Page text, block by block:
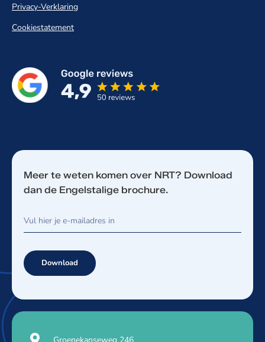
Privacy-Verklaring
Cookiestatement
Meer te weten komen over NRT? Download
dan de Engelstalige brochure.
Download